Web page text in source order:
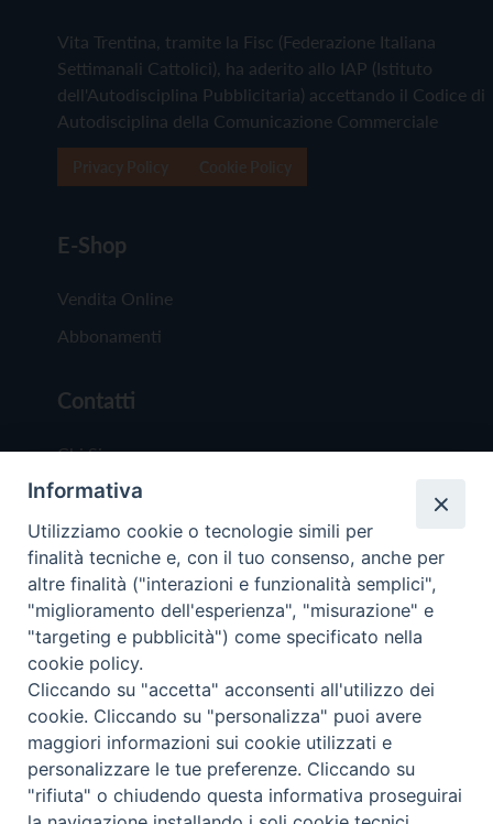
Vita Trentina, tramite la Fisc (Federazione Italiana
Settimanali Cattolici), ha aderito allo IAP (Istituto
dell'Autodisciplina Pubblicitaria) accettando il Codice di
Autodisciplina della Comunicazione Commerciale
E-Shop
Vendita Online
Abbonamenti
Contatti
Chi Siamo
Redazione
Scrivici
Copyright © 2019 - Tutti i diritti riservati - Vita
Trentina Editrice
Privacy Policy
Torna
Informativa
Utilizziamo cookie o tecnologie simili per
finalità tecniche e, con il tuo consenso, anche per
altre finalità ("interazioni e funzionalità semplici",
"miglioramento dell'esperienza", "misurazione" e
"targeting e pubblicità") come specificato nella
cookie policy.
Cliccando su "accetta" acconsenti all'utilizzo dei
cookie. Cliccando su "personalizza" puoi avere
maggiori informazioni sui cookie utilizzati e
personalizzare le tue preferenze. Cliccando su
"rifiuta" o chiudendo questa informativa proseguirai